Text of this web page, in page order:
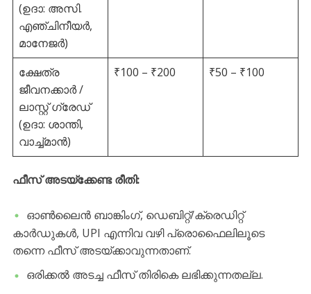
(ഉദാ: അസി.
എഞ്ചിനീയർ,
മാനേജർ)
ക്ഷേത്ര
ജീവനക്കാർ /
ലാസ്റ്റ് ഗ്രേഡ്
(ഉദാ: ശാന്തി,
വാച്ച്മാൻ)
₹100 – ₹200 ₹50 – ₹100
ഫീസ് അടയ്‌ക്കേണ്ട രീതി:
​ഓൺലൈൻ ബാങ്കിംഗ്, ഡെബിറ്റ്/ക്രെഡിറ്റ്
കാർഡുകൾ, UPI എന്നിവ വഴി പ്രൊഫൈലിലൂടെ
തന്നെ ഫീസ് അടയ്ക്കാവുന്നതാണ്.
​ഒരിക്കൽ അടച്ച ഫീസ് തിരികെ ലഭിക്കുന്നതല്ല.